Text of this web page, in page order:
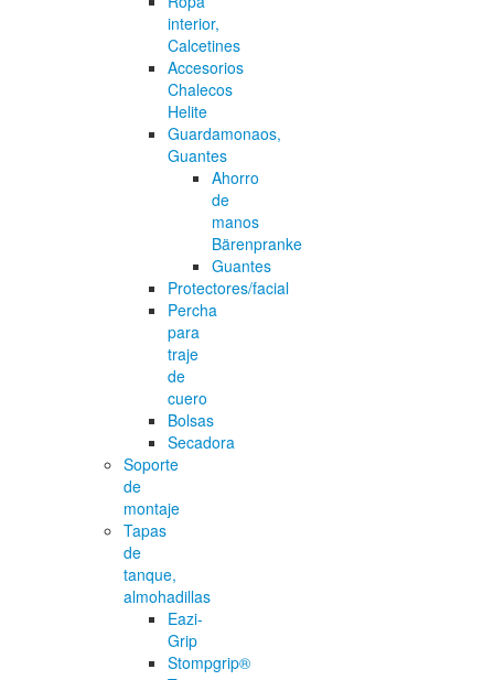
interior,
Calcetines
Accesorios
Chalecos
Helite
Guardamonaos,
Guantes
Ahorro
de
manos
Bärenpranke
Guantes
Protectores/facial
Percha
para
traje
de
cuero
Bolsas
Secadora
Soporte
de
montaje
Tapas
de
tanque,
almohadillas
Eazi-
Grip
Stompgrip®